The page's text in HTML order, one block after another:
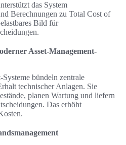
das System
Berechnungen zu Total Cost of
Bild für
Asset-Management-
bündeln zentrale
technischer Anlagen. Sie
planen Wartung und liefern
Das erhöht